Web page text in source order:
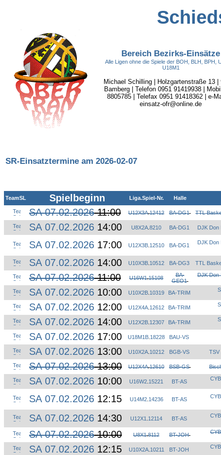
Bereich Bezirks-Einsätze
Alle Ligen ohne die Spiele der BOH, BLH, BPH,
U18M1
Michael Schilling | Holzgartenstraße 13 |
Bamberg | Telefon 0951 91419938 |
8805785 | Telefax 0951 91418362 | e-
einsatz-ofr@online.de
SR-Einsatztermine am 2026-02-07
TeamSL Spielbeginn Liga.Spiel-Nr. Halle
SA 07.02.202611:00 U12X3A.12412 BA-DG1 TTL
SA 07.02.2026 14:00 U8X2A 8210 BA-DG1 DJK Don
SA 07.02.2026 17:00 U12X3B 12510 BA-DG1 DJK Don
SA 07.02.2026 14:00 U10X3B 10512 BA-DG3 TTL
SA 07.02.202611:00 U16W1.15108
BA-
GEO1
DJK Don
SA 07.02.2026 10:00 U10X2B 10319 BA-TRIM
SA 07.02.2026 12:00 U12X4A 12612 BA-TRIM
SA 07.02.2026 14:00 U12X2B 12307 BA-TRIM
SA 07.02.2026 17:00 U18M1B 18228 BAU-VS
SA 07.02.2026 13:00 U10X2A 10212 BGB-VS TSV
SA 07.02.202613:00 U12X4A.12610 BSB-GS
SA 07.02.2026 10:00 U16W2 15221 BT-AS
SA 07.02.2026 12:15 U14M2. 14236 BT-AS
SA 07.02.2026 14:30 U12X1 12114 BT-AS
SA 07.02.202610:00 U8X1.8112 BT-JOH
SA 07.02.2026 12:15 U10X2A. 10211 BT-JOH